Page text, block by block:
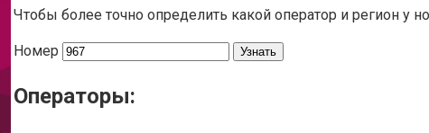
Чтобы более точно определить какой оператор и регион
Номер
Операторы: